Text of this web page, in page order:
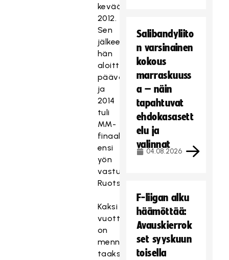
keväällä
2012.
Sen
jälkeen
hän
aloitti
päävalmentajana
ja
2014
tuli
MM-
finaalitappio
ensi
yön
vastustajalle
Ruotsille.
Kaksi
vuotta
on
mennyt,
taaksepäin
Salibandyliito
n varsinainen
kokous
marraskuuss
a – näin
tapahtuvat
ehdokasasett
elu ja
valinnat
04.08.2026
F-liigan alku
häämöttää:
Avauskierrok
set syyskuun
toisella